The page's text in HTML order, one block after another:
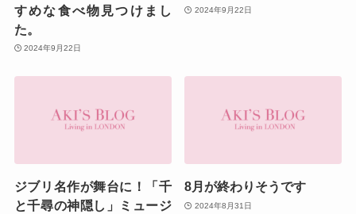
すめな食べ物見つけまし
た。
2024年9月22日
2024年9月22日
ジブリ名作が舞台に！「千
と千尋の神隠し」ミュージ
8月が終わりそうです
2024年8月31日